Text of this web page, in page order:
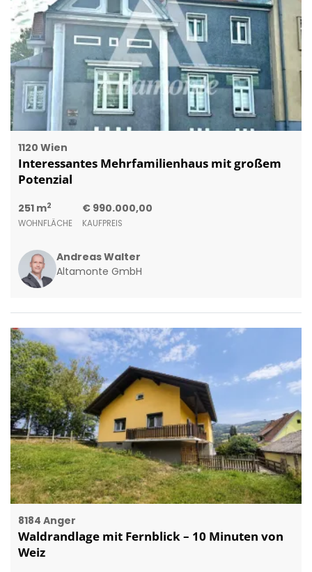
1120 Wien
Interessantes Mehrfamilienhaus mit großem
Potenzial
251 m2
WOHNFLÄCHE
€ 990.000,00
KAUFPREIS
Andreas Walter
Altamonte GmbH
8184 Anger
Waldrandlage mit Fernblick – 10 Minuten von
Weiz